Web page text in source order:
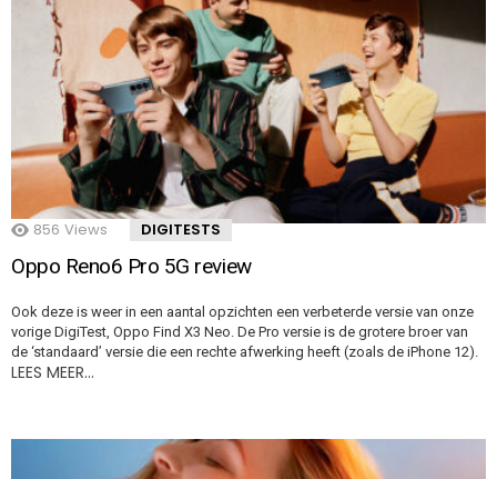
856 Views DIGITESTS
Oppo Reno6 Pro 5G review
Ook deze is weer in een aantal opzichten een verbeterde versie van onze
vorige DigiTest, Oppo Find X3 Neo. De Pro versie is de grotere broer van
de ‘standaard’ versie die een rechte afwerking heeft (zoals de iPhone 12).
LEES MEER…